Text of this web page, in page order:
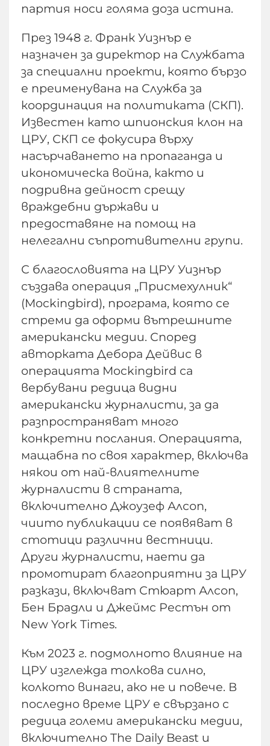
партия носи голяма доза истина.
През 1948 г. Франк Уизнър е
назначен за директор на Службата
за специални проекти, която бързо
е преименувана на Служба за
координация на политиката (СКП).
Известен като шпионския клон на
ЦРУ, СКП се фокусира върху
насърчаването на пропаганда и
икономическа война, както и
подривна дейност срещу
враждебни държави и
предоставяне на помощ на
нелегални съпротивителни групи.
С благословията на ЦРУ Уизнър
създава операция „Присмехулник“
(Mockingbird), програма, която се
стреми да оформи вътрешните
американски медии. Според
авторката Дебора Дейвис в
операцията Mockingbird са
вербувани редица видни
американски журналисти, за да
разпространяват много
конкретни послания. Операцията,
мащабна по своя характер, включва
някои от най-влиятелните
журналисти в страната,
включително Джоузеф Алсоп,
чиито публикации се появяват в
стотици различни вестници.
Други журналисти, наети да
промотират благоприятни за ЦРУ
разкази, включват Стюарт Алсоп,
Бен Брадли и Джеймс Рестън от
New York Times.
Към 2023 г. подмолното влияние на
ЦРУ изглежда толкова силно,
колкото винаги, ако не и повече. В
последно време ЦРУ е свързано с
редица големи американски медии,
включително The Daily Beast и